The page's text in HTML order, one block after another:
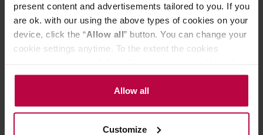
present content and advertisements tailored to you. If you
are ok. with our using the above types of cookies on your
device, click the “Allow all” button. You can change your
cookie settings anytime. To the extent the cookies
the controller’s (namely, ALL GOOD S.A., ul.
Mazowiecka 24I/U9, 78-100 Kołobrzeg) or third parties’
legitimate interests which are to ensure a high quality of
activities of the controller and authorized entities. More
Allow all
Customize
Do poczytania przy kawie: